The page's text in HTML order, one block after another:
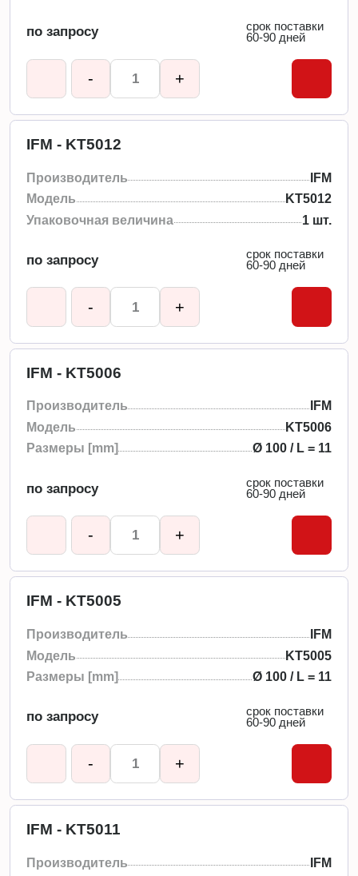
по запросу
срок поставки
60-90 дней
- +
IFM - KT5012
Производитель
IFM
Модель
KT5012
Упаковочная величина
1 шт.
по запросу
срок поставки
60-90 дней
- +
IFM - KT5006
Производитель
IFM
Модель
KT5006
Размеры [mm]
Ø 100 / L = 11
по запросу
срок поставки
60-90 дней
- +
IFM - KT5005
Производитель
IFM
Модель
KT5005
Размеры [mm]
Ø 100 / L = 11
по запросу
срок поставки
60-90 дней
- +
IFM - KT5011
Производитель IFM